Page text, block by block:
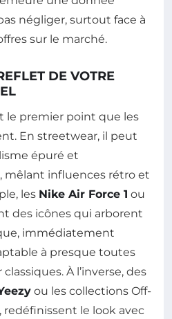
négliger, surtout face à
sur le marché.
DE VOTRE
le premier point que les
En streetwear, il peut
épuré et
mêlant influences rétro et
les Nike Air Force 1 ou
des icônes qui arborent
immédiatement
à presque toutes
À l’inverse, des
ou les collections Off-
le look avec